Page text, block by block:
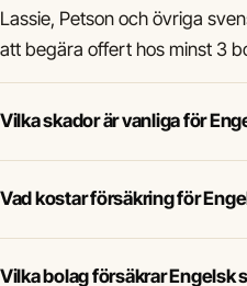
Lassie, Petson och övriga
att begära offert hos minst 3
Vilka skador är vanliga för
Vad kostar försäkring för
Vilka bolag försäkrar Engelsk